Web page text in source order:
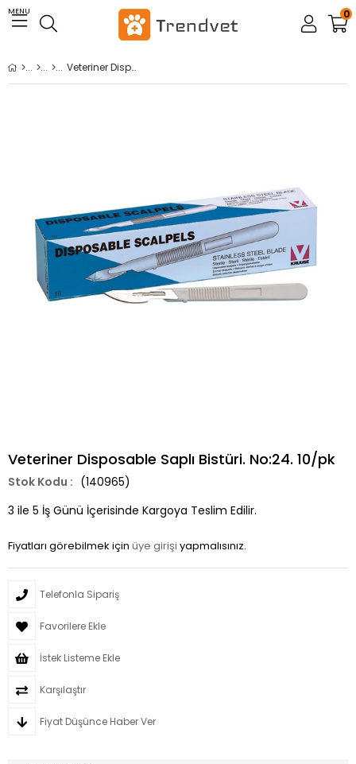
MENU 0
Veteriner Disposable Saplı Bistüri. No:24. 10/pk
Veteriner Disposable Saplı Bistüri. No:24. 10/pk
(140965)
3 ile 5 İş Günü İçerisinde Kargoya Teslim Edilir.
Fiyatları görebilmek için üye girişi yapmalısınız.
Telefonla Sipariş
Favorilere Ekle
İstek Listeme Ekle
Karşılaştır
Fiyat Düşünce Haber Ver